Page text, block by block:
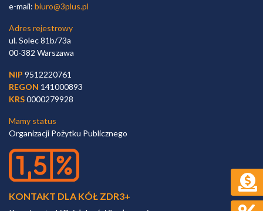
e-mail: biuro@3plus.pl
Adres rejestrowy
ul. Solec 81b/73a
00-382 Warszawa
NIP 9512220761
REGON 141000893
KRS0000279928
Mamy status
Organizacji Pożytku Publicznego
KONTAKT DLA KÓŁ ZDR3+